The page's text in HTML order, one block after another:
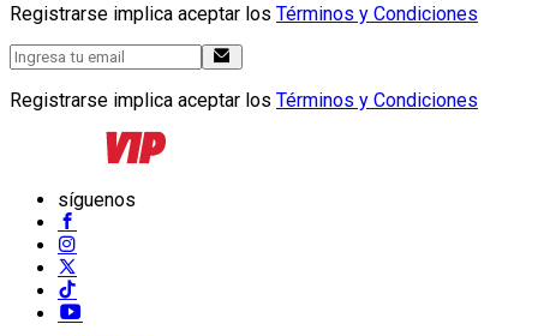
Registrarse implica aceptar los Términos y Condiciones
Registrarse implica aceptar los Términos y Condiciones
síguenos